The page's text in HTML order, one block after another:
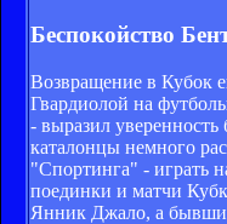
Беспокойство
Возвращение в Кубок
Гвардиолой на
- выразил
каталонцы немного
"Спортинга" - играть
поединки и матчи
Янник Джало, а